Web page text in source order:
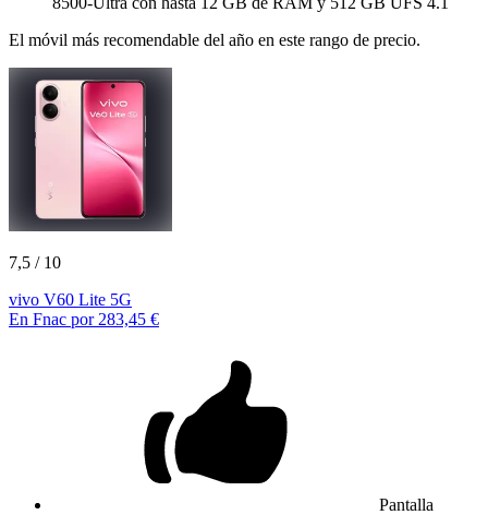
El móvil más recomendable del año en este rango de precio.
7,5 / 10
vivo V60 Lite 5G
En Fnac por 283,45 €
Pantalla